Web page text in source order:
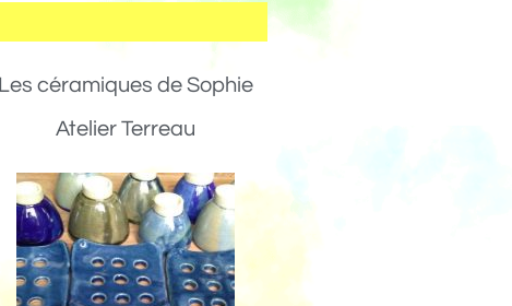
Les céramiques de Sophie
Atelier Terreau